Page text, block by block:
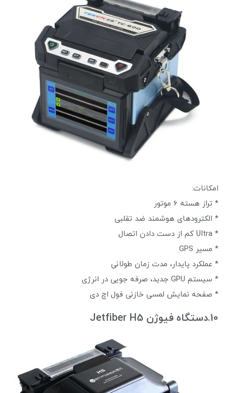
امکانات:
* تراز هسته 6 موتور
* الکترودهای هوشمند ضد تقلبی
* UItra کم از دست دادن اتصال
* مسیر GPS
* عملکرد پایدار، مدت زمان طولانی
* سیستم GPU جدید، صرفه جویی در انرژی
* صفحه نمایش لمسی خازنی فول اچ دی
10.دستگاه فیوژن Jetfiber H5